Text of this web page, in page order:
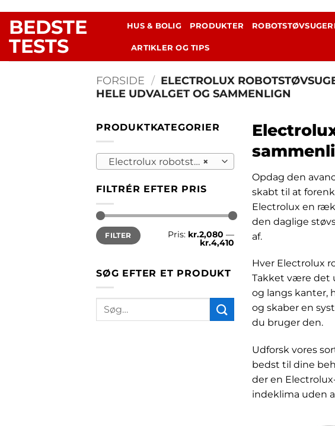
indhold
BEDSTE
TESTS
HUS & BOLIG PRODUKTER
ARTIKLER OG TIPS
FORSIDE / ELECTROLUX
HELE UDVALGET OG SAMMENLIGN
PRODUKTKATEGORIER
×
Electrolux robotstøvsuger | Se hele udvalget og sammenlign
FILTRÉR EFTER PRIS
Mindste
pris
Højeste
prisFILTER Pris: kr.2,080 —
kr.4,410
SØG EFTER ET PRODUKT
Søg
efter:
Opdag den
skabt til at
Electrolux en
den daglige
af.
Hver Electrolux
Takket være det
og langs kanter,
og skaber en
du bruger den.
Udforsk vores
bedst til dine
der en
indeklima uden